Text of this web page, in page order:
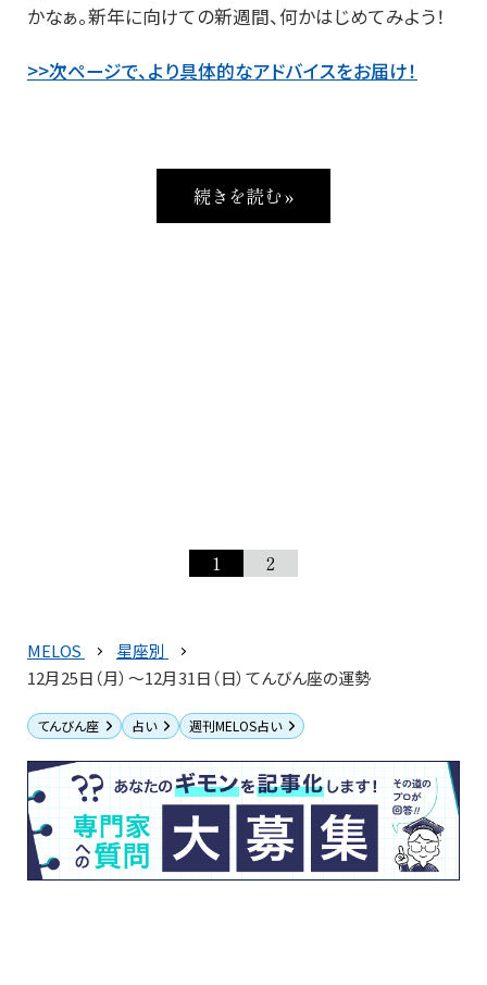
かなぁ。新年に向けての新週間、何かはじめてみよう！
>>次ページで、より具体的なアドバイスをお届け！
続きを読む »
1 2
MELOS
星座別
12月25日（月）～12月31日（日）てんびん座の運勢
てんびん座 占い 週刊MELOS占い